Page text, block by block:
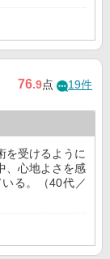
76.9点 19件
を受けるように
、心地よさを感
る。（40代／